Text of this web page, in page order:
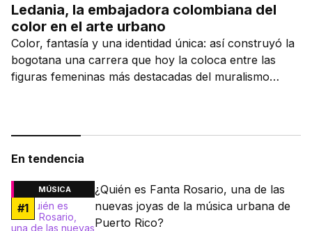
Ledania, la embajadora colombiana del
color en el arte urbano
Color, fantasía y una identidad única: así construyó la
bogotana una carrera que hoy la coloca entre las
figuras femeninas más destacadas del muralismo
En tendencia
MÚSICA
#1
¿Quién es Fanta Rosario, una de las
nuevas joyas de la música urbana de
Puerto Rico?